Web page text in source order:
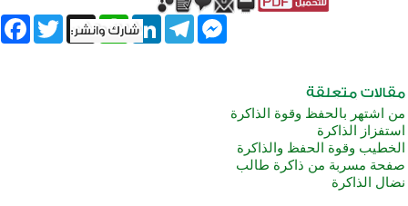
Twitter X
WhatsAppLinkedInTelegram
Messenger
من اشتهر بالحفظ وقوة الذاكرة
استفزاز الذاكرة
الخطيب وقوة الحفظ والذاكرة
صفحة مسربة من ذاكرة طالب
نضال الذاكرة